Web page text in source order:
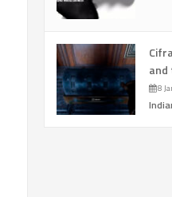
and
8